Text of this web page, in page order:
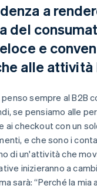
a
del
e
alle attività
sempre al B2B
se pensiamo alle
ai checkout con un
e che sono i
di un'attività che
inizieranno a
sarà: “Perché la mia